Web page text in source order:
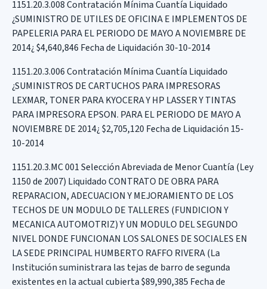
1151.20.3.008 Contratación Mínima Cuantía Liquidado
¿SUMINISTRO DE UTILES DE OFICINA E IMPLEMENTOS DE
PAPELERIA PARA EL PERIODO DE MAYO A NOVIEMBRE DE
2014¿ $4,640,846 Fecha de Liquidación 30-10-2014
1151.20.3.006 Contratación Mínima Cuantía Liquidado
¿SUMINISTROS DE CARTUCHOS PARA IMPRESORAS
LEXMAR, TONER PARA KYOCERA Y HP LASSER Y TINTAS
PARA IMPRESORA EPSON. PARA EL PERIODO DE MAYO A
NOVIEMBRE DE 2014¿ $2,705,120 Fecha de Liquidación 15-
10-2014
1151.20.3.MC 001 Selección Abreviada de Menor Cuantía (Ley
1150 de 2007) Liquidado CONTRATO DE OBRA PARA
REPARACION, ADECUACION Y MEJORAMIENTO DE LOS
TECHOS DE UN MODULO DE TALLERES (FUNDICION Y
MECANICA AUTOMOTRIZ) Y UN MODULO DEL SEGUNDO
NIVEL DONDE FUNCIONAN LOS SALONES DE SOCIALES EN
LA SEDE PRINCIPAL HUMBERTO RAFFO RIVERA (La
Institución suministrara las tejas de barro de segunda
existentes en la actual cubierta $89,990,385 Fecha de